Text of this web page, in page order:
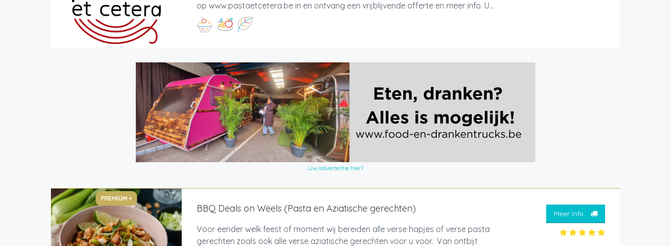
op www.pastaetcetera.be in en ontvang een vrijblijvende offerte en meer info. U...
Uw advertentie hier?
PREMIUM +
BBQ Deals on Weels (Pasta en Aziatische gerechten)
Voor eender welk feest of moment wij bereiden alle verse hapjes of verse pasta
gerechten zoals ook alle verse aziatische gerechten voor u voor. Van ontbijt
Meer info